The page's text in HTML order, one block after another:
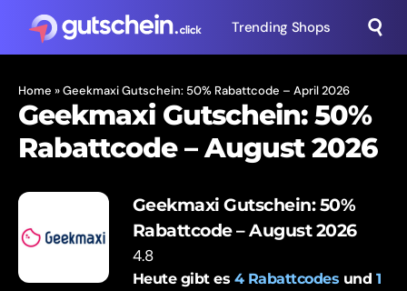
Trending Shops
Geekmaxi Gutschein: 50%
Rabattcode – August 2026
Home »Geekmaxi Gutschein: 50% Rabattcode – April 2026
Geekmaxi Gutschein: 50%
Rabattcode – August 2026
4.8
Heute gibt es 4Rabattcodes und 1